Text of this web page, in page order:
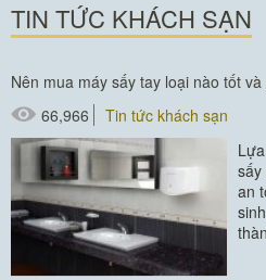
TIN TỨC KHÁCH SẠN
Nên mua máy sấy tay loại nào tốt
66,966
Tin tức khách sạn
sấy
an